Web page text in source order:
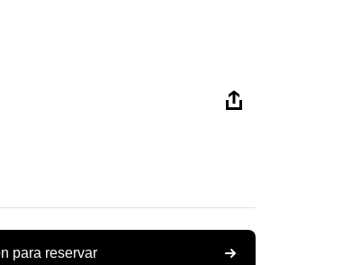
para reservar